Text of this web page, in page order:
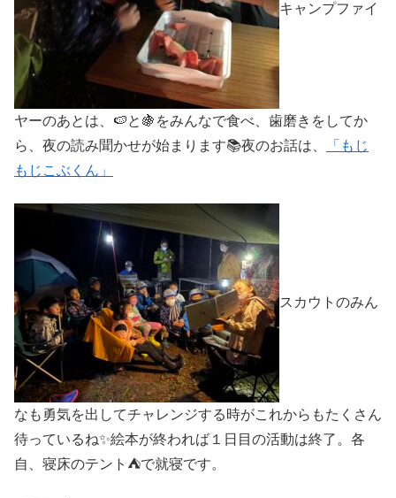
キャンプファイ
ヤーのあとは、🍉と🍇をみんなで食べ、歯磨きをしてか
ら、夜の読み聞かせが始まります📚夜のお話は、
「もじ
もじこぶくん」
スカウトのみん
なも勇気を出してチャレンジする時がこれからもたくさん
待っているね✨絵本が終われば１日目の活動は終了。各
自、寝床のテント⛺で就寝です。